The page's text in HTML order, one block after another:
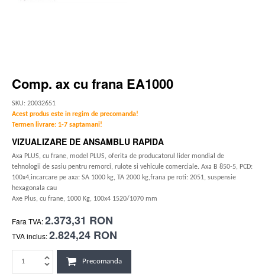
Comp. ax cu frana EA1000
SKU: 20032651
Acest produs este in regim de precomanda!
Termen livrare: 1-7 saptamani!
VIZUALIZARE DE ANSAMBLU RAPIDA
Axa PLUS, cu frane, model PLUS, oferita de producatorul lider mondial de
tehnologii de sasiu pentru remorci, rulote si vehicule comerciale. Axa B 850-5, PCD:
100x4,incarcare pe axa: SA 1000 kg, TA 2000 kg,frana pe roti: 2051, suspensie
hexagonala cau
Axe Plus, cu frane, 1000 Kg, 100x4 1520/1070 mm
Fara TVA:2.373,31 RON
TVA inclus:2.824,24 RON
Precomanda